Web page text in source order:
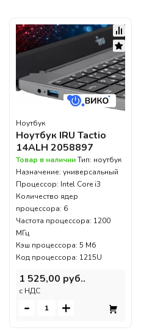
Ноутбук
Ноутбук IRU Tactio
14ALH 2058897
Товар в наличииТип: ноутбук
Назначение: универсальный
Процессор: Intel Core i3
Количество ядер
процессора: 6
Частота процессора: 1200
МГц
Кэш процессора: 5 Мб
Код процессора: 1215U
1 525,00 руб..
c НДС
- +